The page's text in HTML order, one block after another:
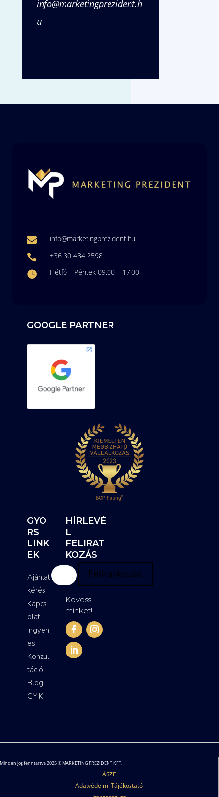
info@marketingprezident.h
u
 info@marketingprezident.hu
 +36 30 484 2598
 Hétfő – Péntek 09.00 – 17.00
GOOGLE PARTNER
GYO
RS
LINK
EK
Ajánlat
kérés
Kapcs
olat
Ingyen
es
Konzul
táció
Blog
GYIK
HÍRLEVÉ
L
FELIRAT
KOZÁS
Feliratkozás
Kövess
minket!
Minden jog fenntartva 2025 © MARKETING PREZIDENT KFT.
ÁSZF
Adatvédelmi Tájékoztató